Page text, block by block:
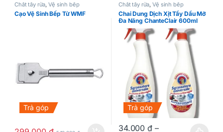
Chất tẩy rửa,Vệ sinh bếp
Cạo Vệ Sinh Bếp Từ WMF
Trả góp
Chất tẩy rửa,Vệ sinh bếp
Chai Dung Dịch Xịt Tẩy Dầu Mỡ
Đa Năng ChanteClair 600ml
Trả góp
34.000₫–